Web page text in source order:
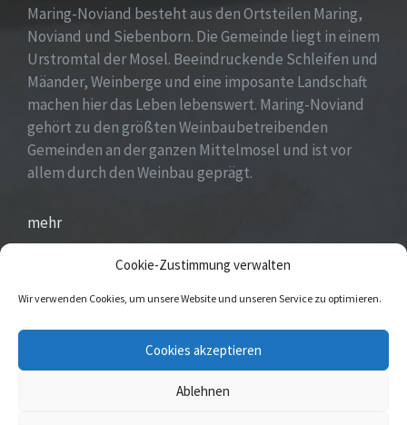
Cookie-Zustimmung verwalten
Wir verwenden Cookies, um unsere Website und unseren Service zu optimieren.
Cookies akzeptieren
Ablehnen
Maring-Noviand besteht aus den Ortsteilen Maring,
Noviand und Siebenborn. Die Gemeinde liegt in einem
Urstromtal der Mosel. Beeindruckende Schleifen und
Mäander, Weinberge und eine imposante Landschaft
machen hier das Leben lebenswert. Maring-Noviand
gehört zu den größten Weinbaubetreibenden
Gemeinden an der ganzen Mittelmosel und ist vor
allem durch den Weinbau geprägt.
mehr